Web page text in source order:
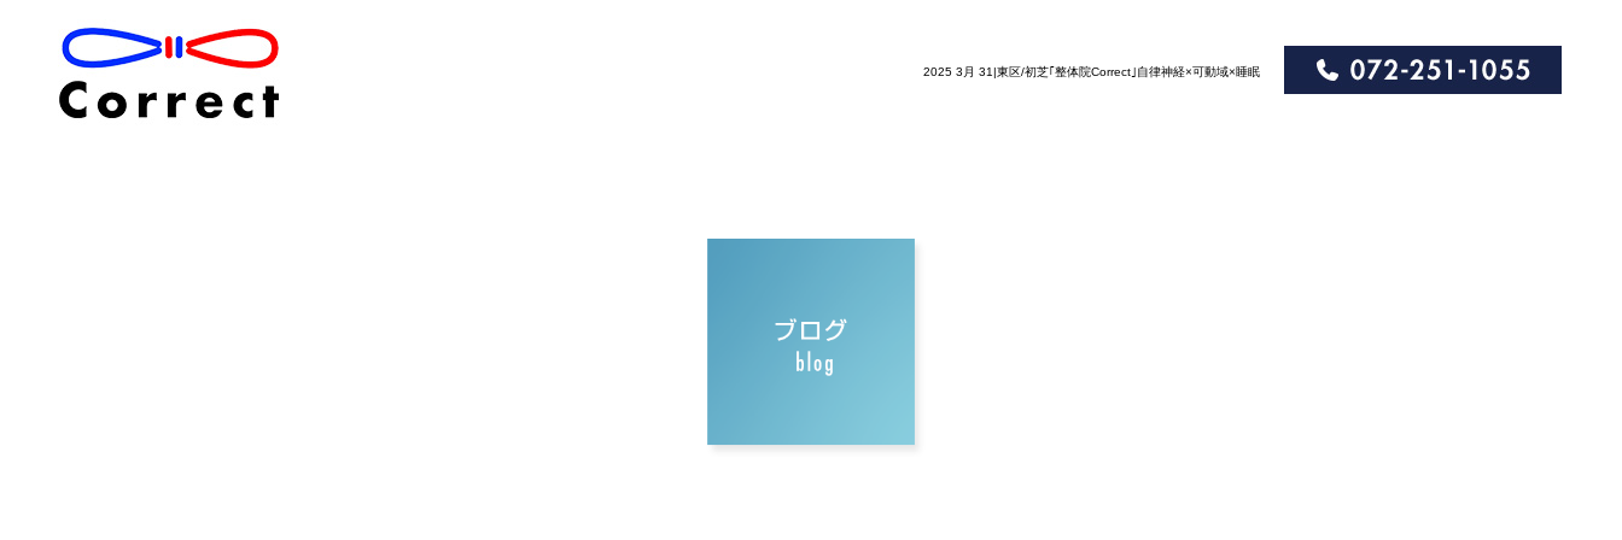
2025 3月 31|東区/初芝｢整体院Correct｣自律神経×可動域×睡眠